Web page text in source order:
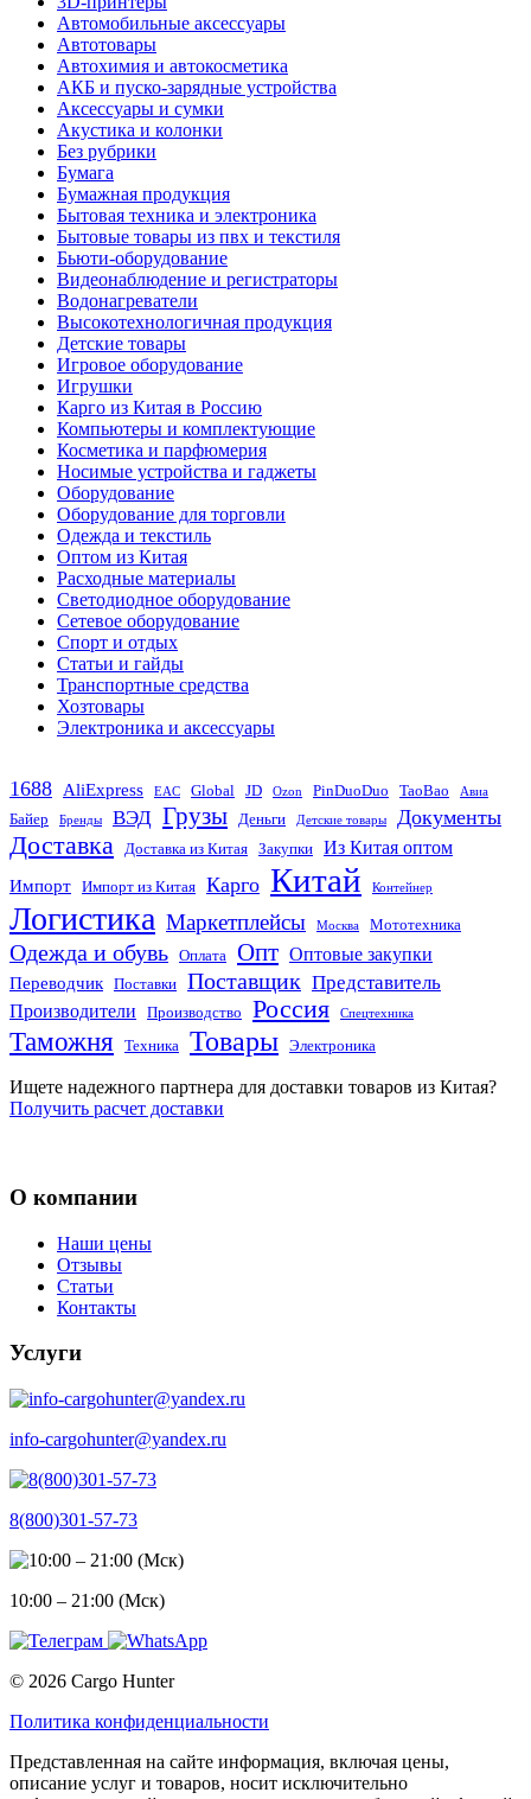
Автомобильные аксессуары
Автотовары
Автохимия и автокосметика
АКБ и пуско-зарядные устройства
Аксессуары и сумки
Акустика и колонки
Без рубрики
Бумага
Бумажная продукция
Бытовая техника и электроника
Бытовые товары из пвх и текстиля
Бьюти-оборудование
Видеонаблюдение и регистраторы
Водонагреватели
Высокотехнологичная продукция
Детские товары
Игровое оборудование
Игрушки
Карго из Китая в Россию
Компьютеры и комплектующие
Косметика и парфюмерия
Носимые устройства и гаджеты
Оборудование
Оборудование для торговли
Одежда и текстиль
Оптом из Китая
Расходные материалы
Светодиодное оборудование
Сетевое оборудование
Спорт и отдых
Статьи и гайды
Транспортные средства
Хозтовары
Электроника и аксессуары
1688 AliExpress EAC Global JD Ozon PinDuoDuo TaoBao Авиа
Байер Бренды ВЭД Грузы Деньги Детские товары Документы
Доставка Доставка из Китая Закупки Из Китая оптом
Импорт Импорт из Китая Карго Китай Контейнер
Логистика Маркетплейсы Москва Мототехника
Одежда и обувь Оплата Опт Оптовые закупки
Переводчик Поставки Поставщик Представитель
Производители Производство Россия Спецтехника
Таможня Техника Товары Электроника
Ищете надежного партнера для доставки товаров из Китая?
Получить расчет доставки
О компании
Наши цены
Отзывы
Статьи
Контакты
Услуги
info-cargohunter@yandex.ru
8(800)301-57-73
10:00 – 21:00 (Мск)
© 2026 Cargo Hunter
Политика конфиденциальности
Представленная на сайте информация, включая цены,
описание услуг и товаров, носит исключительно